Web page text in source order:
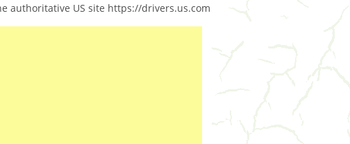
authoritative US site https://drivers.us.com